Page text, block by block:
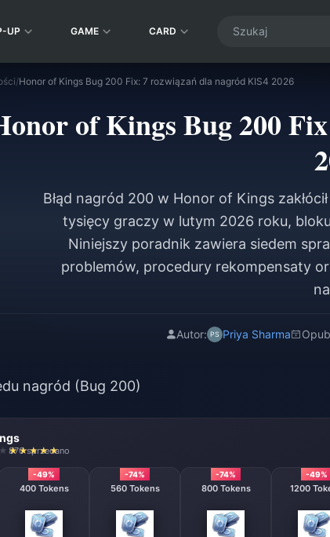
UP GAME CARD
/Honor of Kings Bug 200 Fix: 7 rozwiązań dla nagród KIS4 2026
of Kings Bug 200
Błąd nagród 200 w Honor of Kings
tysięcy graczy w lutym 2026 roku,
Niniejszy poradnik zawiera siedem
problemów, procedury rekompensaty
Autor: Priya Sharma
nagród (Bug 200)
870 sprzedano
-49%
400 Tokens
-74%
560 Tokens
-74%
800 Tokens
-49%
1200